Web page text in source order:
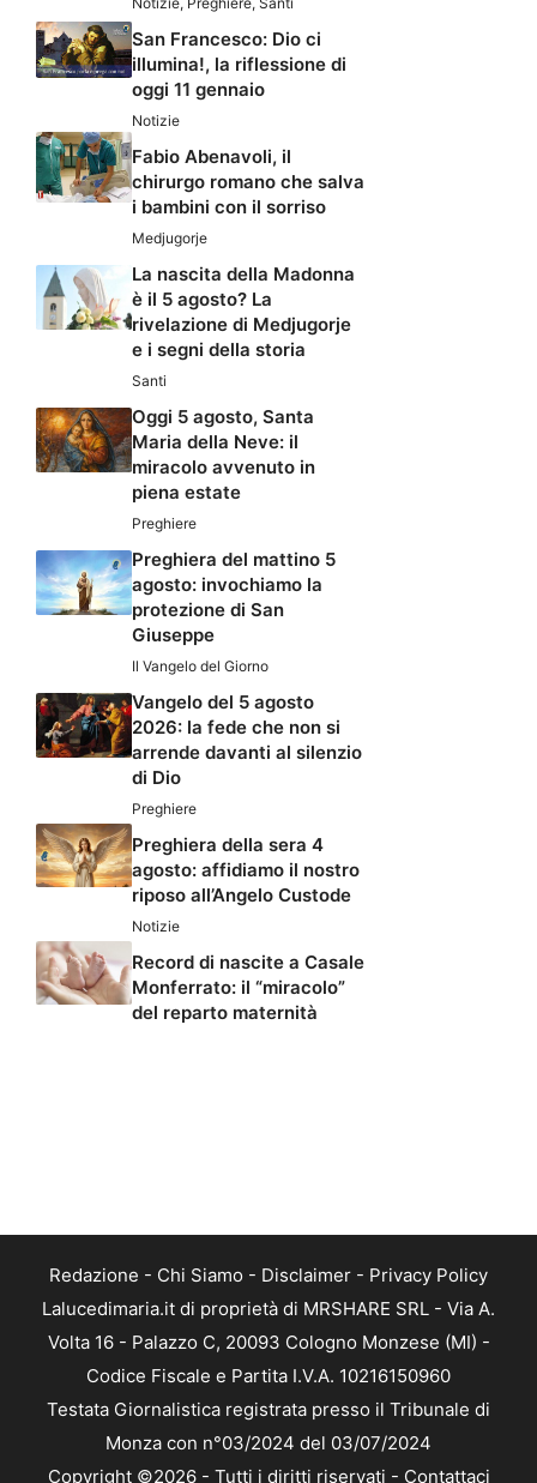
San Francesco: Dio ci
illumina!, la riflessione di
oggi 11 gennaio
Notizie
Fabio Abenavoli, il
chirurgo romano che salva
i bambini con il sorriso
Medjugorje
La nascita della Madonna
è il 5 agosto? La
rivelazione di Medjugorje
e i segni della storia
Santi
Oggi 5 agosto, Santa
Maria della Neve: il
miracolo avvenuto in
piena estate
Preghiere
Preghiera del mattino 5
agosto: invochiamo la
protezione di San
Giuseppe
Il Vangelo del Giorno
Vangelo del 5 agosto
2026: la fede che non si
arrende davanti al silenzio
di Dio
Preghiere
Preghiera della sera 4
agosto: affidiamo il nostro
riposo all’Angelo Custode
Notizie
Record di nascite a Casale
Monferrato: il “miracolo”
del reparto maternità
Redazione - Chi Siamo - Disclaimer - Privacy Policy
Lalucedimaria.it di proprietà di MRSHARE SRL - Via A.
Volta 16 - Palazzo C, 20093 Cologno Monzese (MI) -
Codice Fiscale e Partita I.V.A. 10216150960
Testata Giornalistica registrata presso il Tribunale di
Monza con n°03/2024 del 03/07/2024
Copyright ©2026 - Tutti i diritti riservati - Contattaci